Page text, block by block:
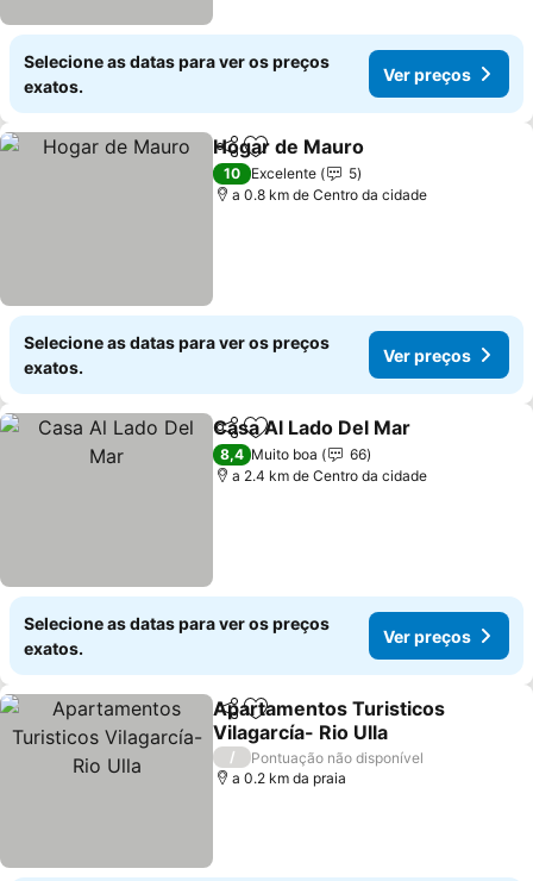
Selecione as datas para ver os preços
exatos.
Ver preços
PartilharAdicionar aos favoritos
Hogar de Mauro
10 Excelente
5
a 0.8 km de Centro da cidade
Selecione as datas para ver os preços
exatos.
Ver preços
PartilharAdicionar aos favoritos
Casa Al Lado Del Mar
8,4 Muito boa
66
a 2.4 km de Centro da cidade
Selecione as datas para ver os preços
exatos.
Ver preços
PartilharAdicionar aos favoritos
Apartamentos Turisticos
Vilagarcía- Rio Ulla
/
Pontuação não disponível
a 0.2 km da praia